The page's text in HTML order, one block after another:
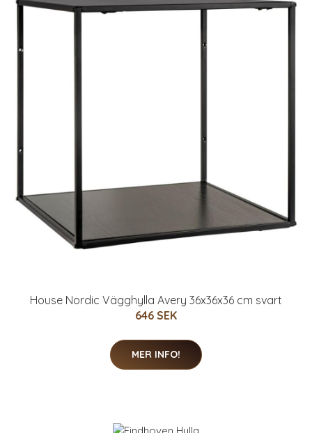
House Nordic Vägghylla Avery 36x36x36 cm svart
646 SEK
MER INFO!